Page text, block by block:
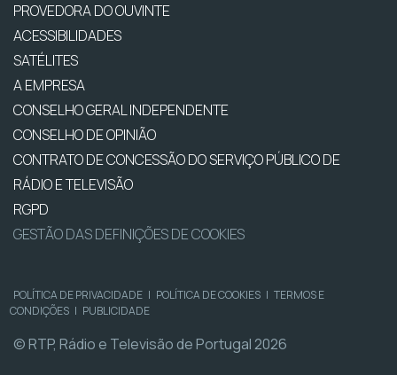
PROVEDORA DO OUVINTE
ACESSIBILIDADES
SATÉLITES
A EMPRESA
CONSELHO GERAL INDEPENDENTE
CONSELHO DE OPINIÃO
CONTRATO DE CONCESSÃO DO SERVIÇO PÚBLICO DE
RÁDIO E TELEVISÃO
RGPD
GESTÃO DAS DEFINIÇÕES DE COOKIES
POLÍTICA DE PRIVACIDADE | POLÍTICA DE COOKIES | TERMOS E
CONDIÇÕES | PUBLICIDADE
© RTP, Rádio e Televisão de Portugal 2026